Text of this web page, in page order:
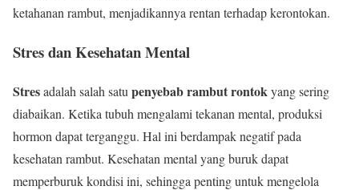
ketahanan rambut, menjadikannya rentan terhadap kerontokan.
Stres dan Kesehatan Mental
Stresadalah salah satu penyebab rambut rontokyang sering
diabaikan. Ketika tubuh mengalami tekanan mental, produksi
hormon dapat terganggu. Hal ini berdampak negatif pada
kesehatan rambut. Kesehatan mental yang buruk dapat
memperburuk kondisi ini, sehingga penting untuk mengelola